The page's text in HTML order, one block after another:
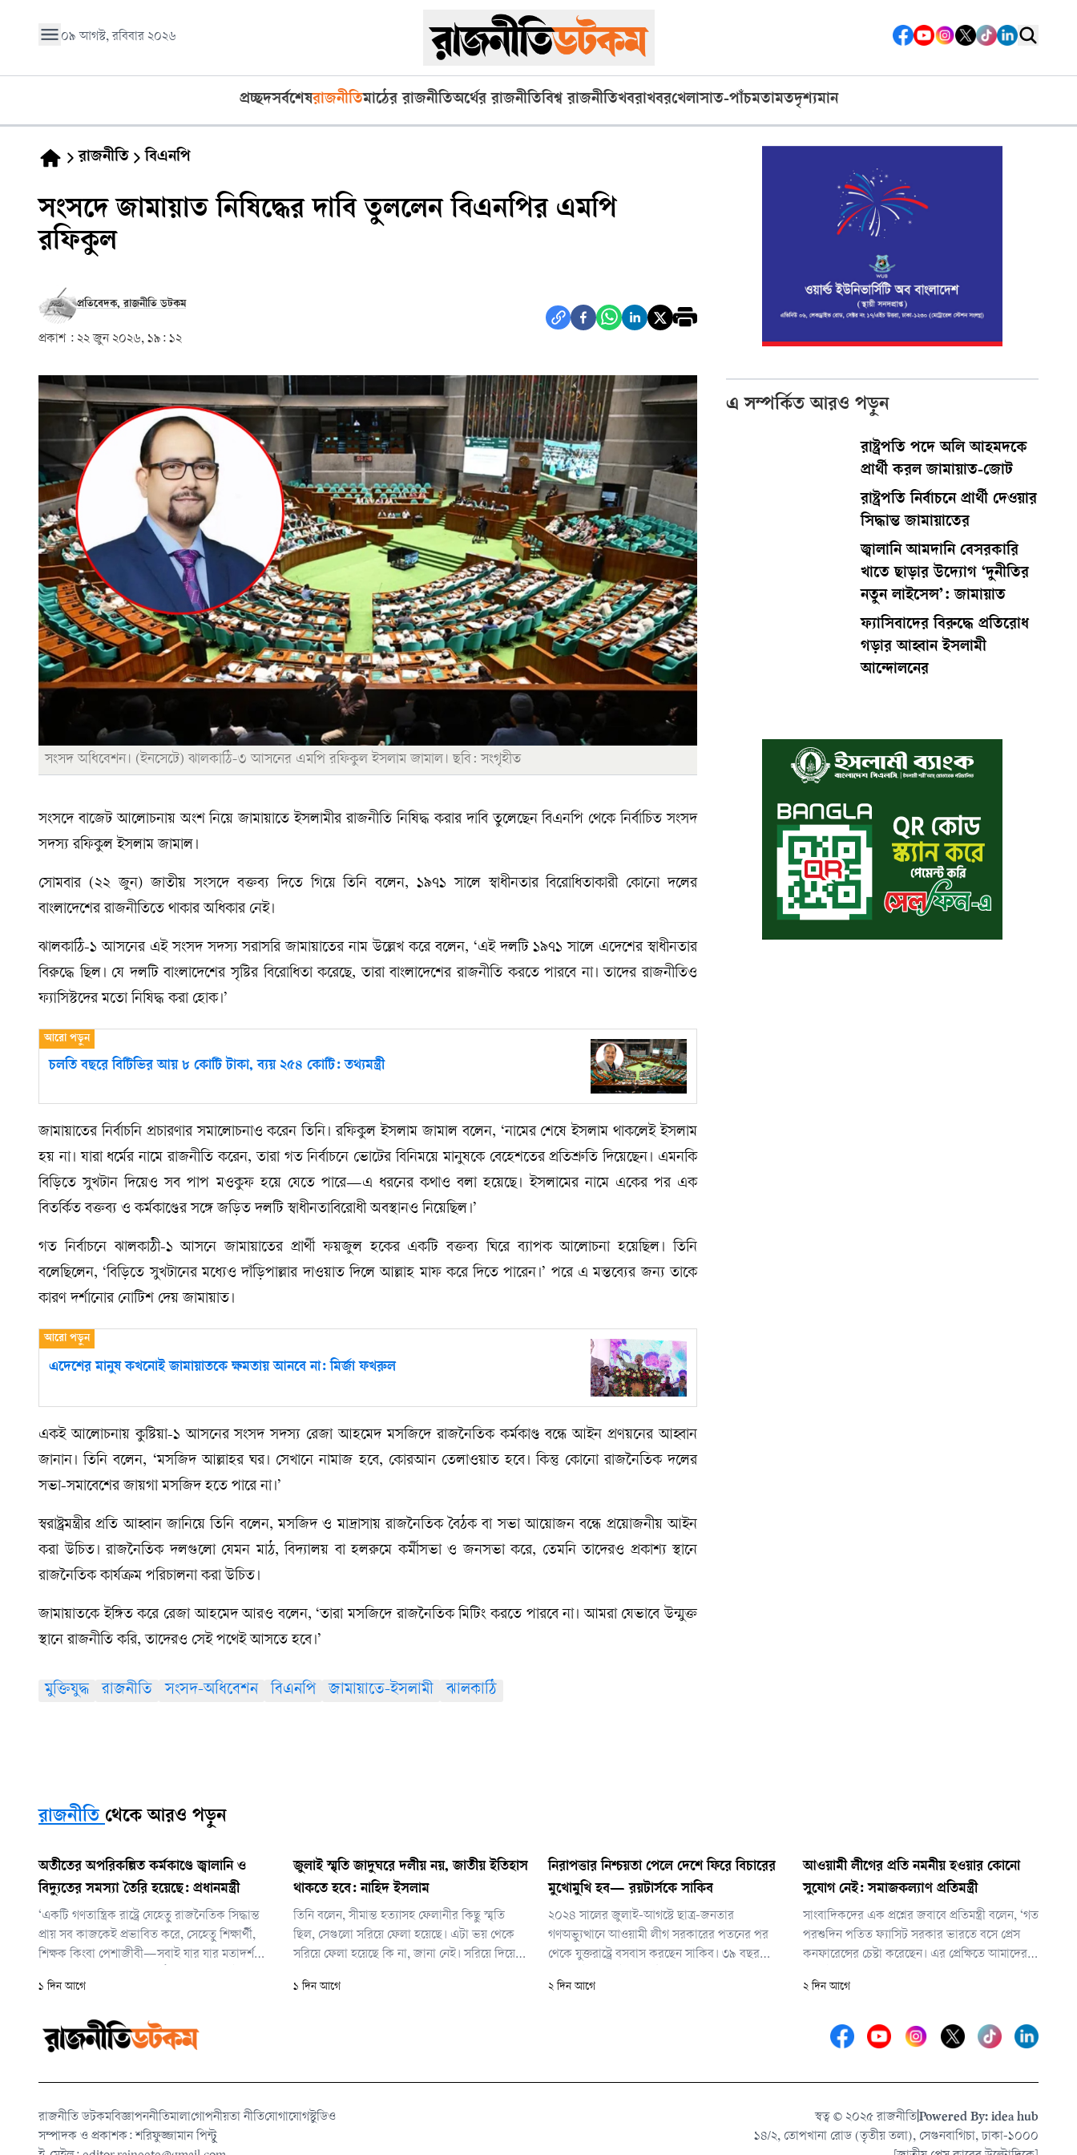
০৯ আগস্ট, রবিবার ২০২৬
প্রচ্ছদসর্বশেষরাজনীতিমাঠের রাজনীতিঅর্থের রাজনীতিবিশ্ব রাজনীতিখবরাখবরখেলাসাত-পাঁচমতামতদৃশ্যমান
রাজনীতি বিএনপি
সংসদে জামায়াত নিষিদ্ধের দাবি তুললেন বিএনপির এমপি
রফিকুল
প্রতিবেদক, রাজনীতি ডটকম
প্রকাশ : ২২ জুন ২০২৬, ১৯: ১২
সংসদ অধিবেশন। (ইনসেটে) ঝালকাঠি-৩ আসনের এমপি রফিকুল ইসলাম জামাল। ছবি: সংগৃহীত
সংসদে বাজেট আলোচনায় অংশ নিয়ে জামায়াতে ইসলামীর রাজনীতি নিষিদ্ধ করার দাবি তুলেছেন বিএনপি থেকে নির্বাচিত সংসদ
সদস্য রফিকুল ইসলাম জামাল।
সোমবার (২২ জুন) জাতীয় সংসদে বক্তব্য দিতে গিয়ে তিনি বলেন, ১৯৭১ সালে স্বাধীনতার বিরোধিতাকারী কোনো দলের
বাংলাদেশের রাজনীতিতে থাকার অধিকার নেই।
ঝালকাঠি-১ আসনের এই সংসদ সদস্য সরাসরি জামায়াতের নাম উল্লেখ করে বলেন, ‘এই দলটি ১৯৭১ সালে এদেশের স্বাধীনতার
বিরুদ্ধে ছিল। যে দলটি বাংলাদেশের সৃষ্টির বিরোধিতা করেছে, তারা বাংলাদেশের রাজনীতি করতে পারবে না। তাদের রাজনীতিও
ফ্যাসিস্টদের মতো নিষিদ্ধ করা হোক।’
চলতি বছরে বি‌টি‌ভির আয় ৮‌ কো‌টি টাকা, ব্যয় ২৫৪ কো‌টি: তথ্যমন্ত্রী
জামায়াতের নির্বাচনি প্রচারণার সমালোচনাও করেন তিনি। রফিকুল ইসলাম জামাল বলেন, ‘নামের শেষে ইসলাম থাকলেই ইসলাম
হয় না। যারা ধর্মের নামে রাজনীতি করেন, তারা গত নির্বাচনে ভোটের বিনিময়ে মানুষকে বেহেশতের প্রতিশ্রুতি দিয়েছেন। এমনকি
বিড়িতে সুখটান দিয়েও সব পাপ মওকুফ হয়ে যেতে পারে—এ ধরনের কথাও বলা হয়েছে। ইসলামের নামে একের পর এক
বিতর্কিত বক্তব্য ও কর্মকাণ্ডের সঙ্গে জড়িত দলটি স্বাধীনতাবিরোধী অবস্থানও নিয়েছিল।’
গত নির্বাচনে ঝালকাঠী-১ আসনে জামায়াতের প্রার্থী ফয়জুল হকের একটি বক্তব্য ঘিরে ব্যাপক আলোচনা হয়েছিল। তিনি
বলেছিলেন, ‘বিড়িতে সুখটানের মধ্যেও দাঁড়িপাল্লার দাওয়াত দিলে আল্লাহ মাফ করে দিতে পারেন।’ পরে এ মন্তব্যের জন্য তাকে
কারণ দর্শানোর নোটিশ দেয় জামায়াত।
এদেশের মানুষ কখনোই জামায়াতকে ক্ষমতায় আনবে না: মির্জা ফখরুল
একই আলোচনায় কুষ্টিয়া-১ আসনের সংসদ সদস্য রেজা আহমেদ মসজিদে রাজনৈতিক কর্মকাণ্ড বন্ধে আইন প্রণয়নের আহ্বান
জানান। তিনি বলেন, ‘মসজিদ আল্লাহর ঘর। সেখানে নামাজ হবে, কোরআন তেলাওয়াত হবে। কিন্তু কোনো রাজনৈতিক দলের
সভা-সমাবেশের জায়গা মসজিদ হতে পারে না।’
স্বরাষ্ট্রমন্ত্রীর প্রতি আহ্বান জানিয়ে তিনি বলেন, মসজিদ ও মাদ্রাসায় রাজনৈতিক বৈঠক বা সভা আয়োজন বন্ধে প্রয়োজনীয় আইন
করা উচিত। রাজনৈতিক দলগুলো যেমন মাঠ, বিদ্যালয় বা হলরুমে কর্মীসভা ও জনসভা করে, তেমনি তাদেরও প্রকাশ্য স্থানে
রাজনৈতিক কার্যক্রম পরিচালনা করা উচিত।
জামায়াতকে ইঙ্গিত করে রেজা আহমেদ আরও বলেন, ‘তারা মসজিদে রাজনৈতিক মিটিং করতে পারবে না। আমরা যেভাবে উন্মুক্ত
স্থানে রাজনীতি করি, তাদেরও সেই পথেই আসতে হবে।’
মুক্তিযুদ্ধ রাজনীতি সংসদ-অধিবেশন বিএনপি জামায়াতে-ইসলামী ঝালকাঠি
এ সম্পর্কিত আরও পড়ুন
রাষ্ট্রপতি পদে অলি আহমদকে
প্রার্থী করল জামায়াত-জোট
রাষ্ট্রপতি নির্বাচনে প্রার্থী দেওয়ার
সিদ্ধান্ত জামায়াতের
জ্বালানি আমদানি বেসরকারি
খাতে ছাড়ার উদ্যোগ ‘দুনীতির
নতুন লাইসেন্স’: জামায়াত
ফ্যাসিবাদের বিরুদ্ধে প্রতিরোধ
গড়ার আহ্বান ইসলামী
আন্দোলনের
রাজনীতি থেকে আরও পড়ুন
অতীতের অপরিকল্পিত কর্মকাণ্ডে জ্বালানি ও
বিদ্যুতের সমস্যা তৈরি হয়েছে: প্রধানমন্ত্রী
‘একটি গণতান্ত্রিক রাষ্ট্রে যেহেতু রাজনৈতিক সিদ্ধান্ত
প্রায় সব কাজকেই প্রভাবিত করে, সেহেতু শিক্ষার্থী,
শিক্ষক কিংবা পেশাজীবী—সবাই যার যার মতাদর্শ
কোনো অযৌক্তিক বিষয় নয়। তবে— এই তবেটাই
নিজেদের পেশাগত দায়িত্ব পাল
১ দিন আগে
জুলাই স্মৃতি জাদুঘরে দলীয় নয়, জাতীয় ইতিহাস
থাকতে হবে: নাহিদ ইসলাম
তিনি বলেন, সীমান্ত হত্যাসহ ফেলানীর কিছু স্মৃতি
ছিল, সেগুলো সরিয়ে ফেলা হয়েছে। এটা ভয় থেকে
সরিয়ে ফেলা হয়েছে কি না, জানা নেই। সরিয়ে দিয়ে
এখানে আপসের কিছু নেই। আপস করে স্বাধীনতা-
১ দিন আগে
নিরাপত্তার নিশ্চয়তা পেলে দেশে ফিরে বিচারের
মুখোমুখি হব— রয়টার্সকে সাকিব
২০২৪ সালের জুলাই-আগস্টে ছাত্র-জনতার
গণঅভ্যুত্থানে আওয়ামী লীগ সরকারের পতনের পর
থেকে যুক্তরাষ্ট্রে বসবাস করছেন সাকিব। ৩৯ বছর
দেশের মাটিতে একটি বিদায়ী সিরিজ খেলতে এবং
২ দিন আগে
আওয়ামী লীগের প্রতি নমনীয় হওয়ার কোনো
সুযোগ নেই: সমাজকল্যাণ প্রতিমন্ত্রী
সাংবাদিকদের এক প্রশ্নের জবাবে প্রতিমন্ত্রী বলেন, ‘গত
পরশুদিন পতিত ফ্যাসিট সরকার ভারতে বসে প্রেস
কনফারেন্সের চেষ্টা করেছেন। এর প্রেক্ষিতে আমাদের
ধরনের প্রতিবাদ এর আগে কোনো সরকার জানাতে
২ দিন আগে
রাজনীতি ডটকমবিজ্ঞাপননীতিমালাগোপনীয়তা নীতিযোগাযোগস্টুডিও
সম্পাদক ও প্রকাশক: শরিফুজ্জামান পিন্টু
স্বত্ব © ২০২৫ রাজনীতিPowered By: idea hub
১৪/২, তোপখানা রোড (তৃতীয় তলা), সেগুনবাগিচা, ঢাকা-১০০০